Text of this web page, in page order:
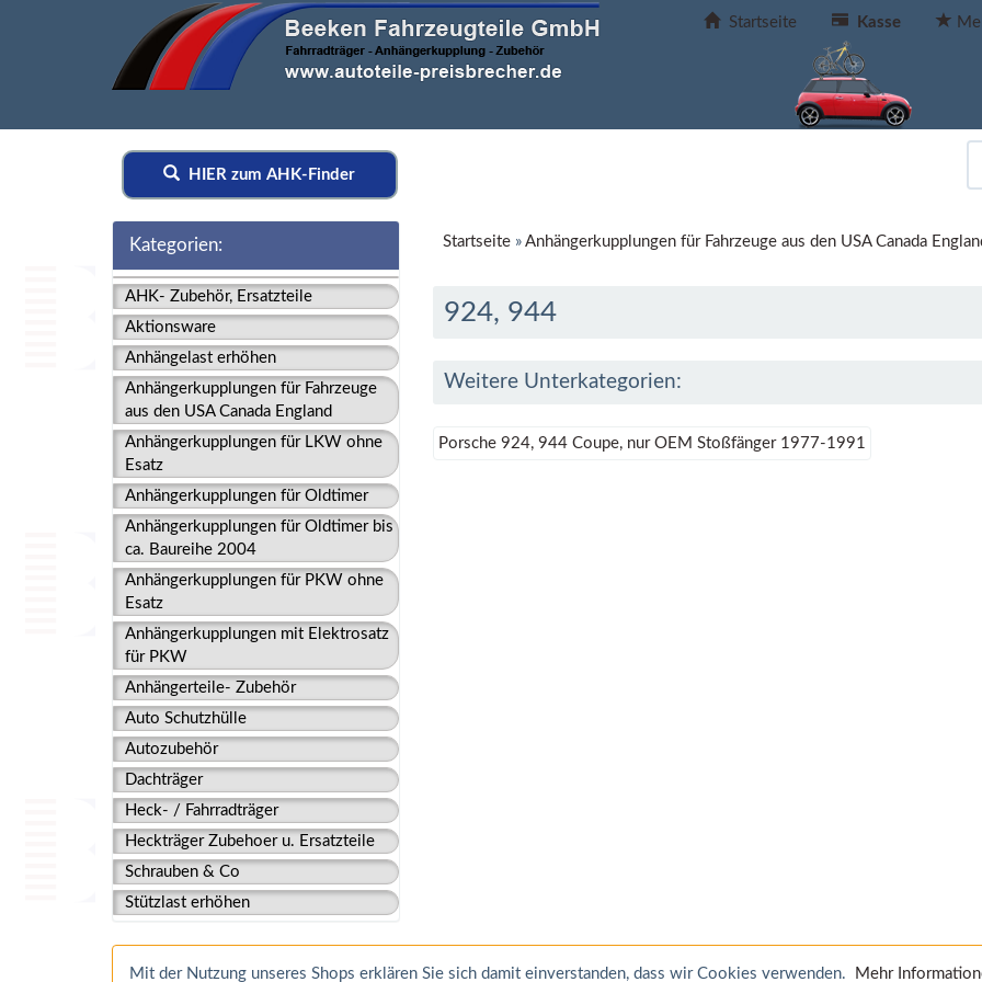
Startseite Kasse
HIER zum AHK-Finder
Kategorien:
AHK- Zubehör, Ersatzteile
Aktionsware
Anhängelast erhöhen
Anhängerkupplungen für Fahrzeuge
aus den USA Canada England
Anhängerkupplungen für LKW ohne
Esatz
Anhängerkupplungen für Oldtimer
Anhängerkupplungen für Oldtimer bis
ca. Baureihe 2004
Anhängerkupplungen für PKW ohne
Esatz
Anhängerkupplungen mit Elektrosatz
für PKW
Anhängerteile- Zubehör
Auto Schutzhülle
Autozubehör
Dachträger
Heck- / Fahrradträger
Heckträger Zubehoer u. Ersatzteile
Schrauben & Co
Stützlast erhöhen
Startseite» Anhängerkupplungen für Fahrzeuge aus den USA Canada
924, 944
Weitere Unterkategorien:
Porsche 924, 944 Coupe, nur OEM Stoßfänger 1977-1991
Mit der Nutzung unseres Shops erklären Sie sich damit einverstanden, dass wir Cookies verwenden. Mehr